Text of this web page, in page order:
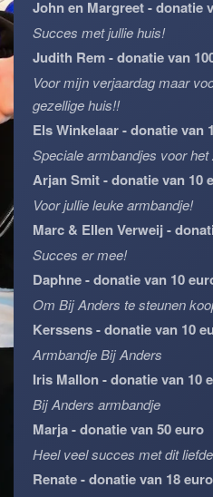
John en Margreet - donatie
Succes met jullie huis!
Judith Rem - donatie van
Voor mijn verjaardag maar
gezellige huis!!
Els Winkelaar - donatie van
Speciale armbandjes voor
Arjan Smit - donatie van 10
Voor jullie leuke armbandje!
Marc & Ellen Verweij -
Succes er mee!
Daphne - donatie van 10
Om Bij Anders te steunen
Kerssens - donatie van 10
Armbandje Bij Anders
Iris Mallon - donatie van 10
Bij Anders armbandje
Marja - donatie van 50 euro
Heel veel succes met dit
Renate - donatie van 18 euro